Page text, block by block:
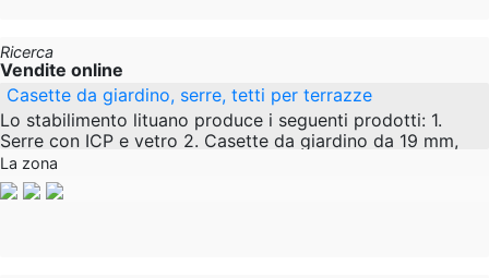
Ricerca
Vendite online
Casette da giardino, serre, tetti per terrazze
Lo stabilimento lituano produce i seguenti prodotti: 1.
Serre con ICP e vetro 2. Casette da giardino da 19 mm,
28 mm, 34 mm, 44 mm. 3. Posti auto
La zona